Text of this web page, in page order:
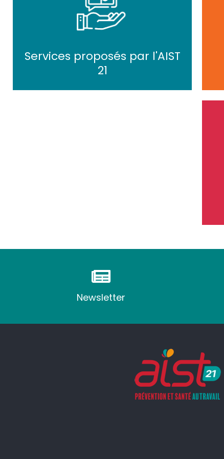
Services proposés par l'AIST
21
Newsletter